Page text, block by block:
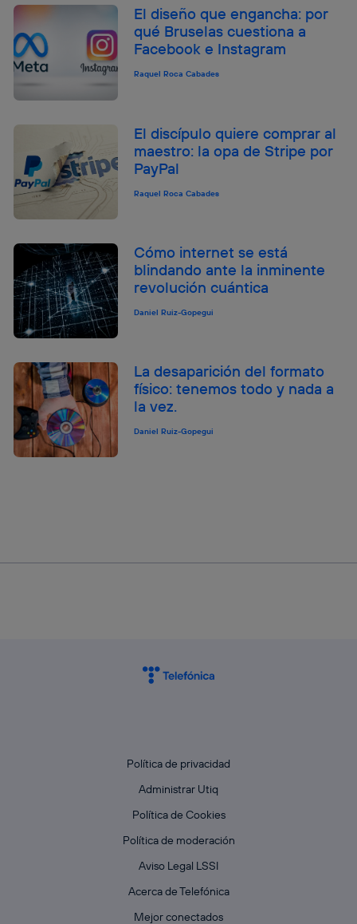
El diseño que engancha: por
qué Bruselas cuestiona a
Facebook e Instagram
Raquel Roca Cabades
El discípulo quiere comprar al
maestro: la opa de Stripe por
PayPal
Raquel Roca Cabades
Cómo internet se está
blindando ante la inminente
revolución cuántica
Daniel Ruiz-Gopegui
La desaparición del formato
físico: tenemos todo y nada a
la vez.
Daniel Ruiz-Gopegui
Política de privacidad
Administrar Utiq
Política de Cookies
Política de moderación
Aviso Legal LSSI
Acerca de Telefónica
Mejor conectados